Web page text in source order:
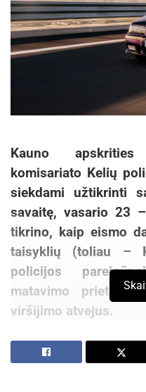
Kauno
komisariato Kelių
siekdami užtikrinti
savaitę, vasario 23
tikrino, kaip eismo
taisyklių (toliau –
policijos
matavimo
viršijimo atvejus.
Praėjusią savaitę
toliau vykdė